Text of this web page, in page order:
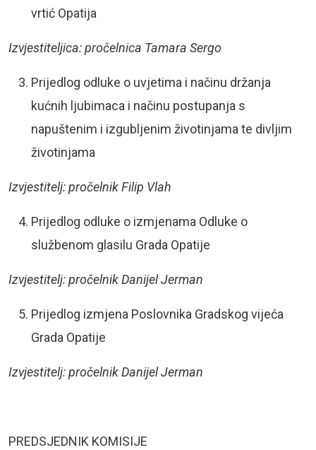
vrtić Opatija
Izvjestiteljica: pročelnica Tamara Sergo
Prijedlog odluke o uvjetima i načinu držanja
kućnih ljubimaca i načinu postupanja s
napuštenim i izgubljenim životinjama te divljim
životinjama
Izvjestitelj: pročelnik Filip Vlah
Prijedlog odluke o izmjenama Odluke o
službenom glasilu Grada Opatije
Izvjestitelj: pročelnik Danijel Jerman
Prijedlog izmjena Poslovnika Gradskog vijeća
Grada Opatije
Izvjestitelj: pročelnik Danijel Jerman
PREDSJEDNIK KOMISIJE